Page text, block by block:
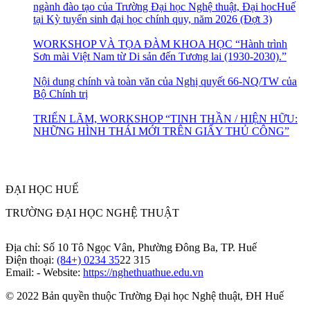
ngành đào tạo của Trường Đại học Nghệ thuật, Đại họcHuế
tại Kỳ tuyển sinh đại học chính quy, năm 2026 (Đợt 3)
WORKSHOP VÀ TỌA ĐÀM KHOA HỌC “Hành trình
Sơn mài Việt Nam từ Di sản đến Tương lai (1930-2030).”
Nội dung chính và toàn văn của Nghị quyết 66-NQ/TW của
Bộ Chính trị
TRIỂN LÃM, WORKSHOP “TINH THẦN / HIỆN HỮU:
NHỮNG HÌNH THÁI MỚI TRÊN GIẤY THỦ CÔNG”
ĐẠI HỌC HUẾ
TRƯỜNG ĐẠI HỌC NGHỆ THUẬT
Địa chỉ: Số 10 Tô Ngọc Vân, Phường Đông Ba, TP. Huế
Điện thoại: (84+) 0234 3522 315
Email: - Website: https://nghethuathue.edu.vn
© 2022 Bản quyền thuộc Trường Đại học Nghệ thuật, ĐH Huế